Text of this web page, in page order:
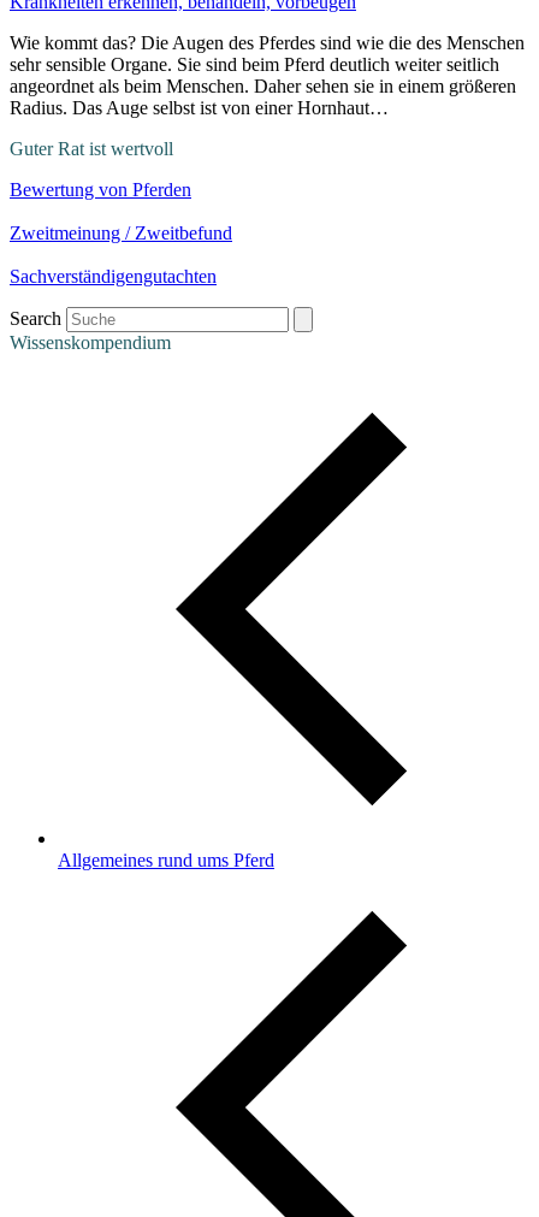
Wie kommt das? Die Augen des Pferdes sind wie die des Menschen
sehr sensible Organe. Sie sind beim Pferd deutlich weiter seitlich
angeordnet als beim Menschen. Daher sehen sie in einem größeren
Radius. Das Auge selbst ist von einer Hornhaut…
Guter Rat ist wertvoll
Bewertung von Pferden
Zweitmeinung / Zweitbefund
Sachverständigengutachten
Search
Wissenskompendium
Allgemeines rund ums Pferd